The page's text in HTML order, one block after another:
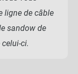
ligne de câble
sandow de
ci.